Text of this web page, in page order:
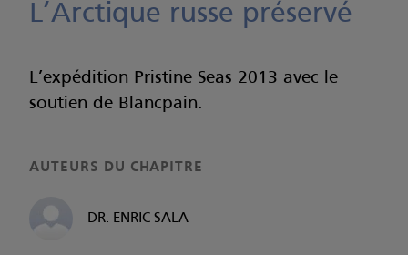
L’Arctique russe préservé
L’expédition Pristine Seas 2013 avec le
soutien de Blancpain.
AUTEURS DU CHAPITRE
DR. ENRIC SALA